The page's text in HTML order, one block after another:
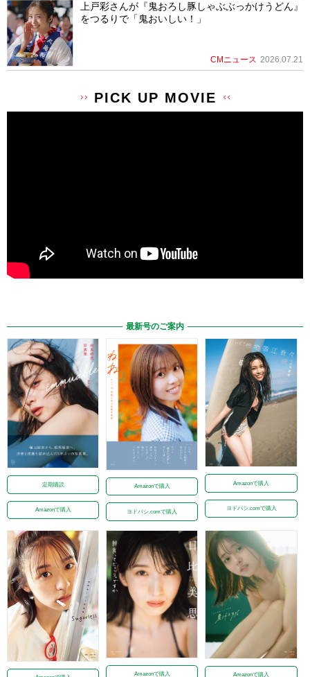
上戸彩さんが『鬼おろし豚しゃぶぶっかけうどん』
をつるりで「鬼おいしい！」
CMニュース 2026.07.21
PICK UP MOVIE
最新号のご案内
定期購読
Amazonで購入
Amazonで購入
ヨドバシ.comで購入
Amazonで購入
ヨドバシ.comで購入
Amazonで購入 Amazonで購入